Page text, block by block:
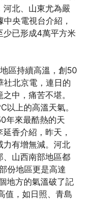
河北、山東尤為嚴
央電視台介紹，
少已形成4萬平方米
區持續高溫，創50
社北京電，連日的
中，痛苦不堪。
以上的高溫天氣。
年來最酷熱的天
香介紹，昨天，
力有增無減。河北
、山西南部地區都
份地區更是高達
地方的氣溫破了記
值，如日照、青島